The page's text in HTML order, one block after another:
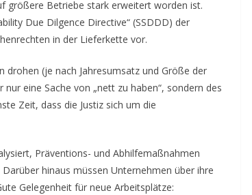
größere Betriebe stark erweitert worden ist.
Due Dilgence Directive“ (SSDDD) der
in der Lieferkette vor.
(je nach Jahresumsatz und Größe der
eine Sache von „nett zu haben“, sondern des
Zeit, dass die Justiz sich um die
Präventions- und Abhilfemaßnahmen
hinaus müssen Unternehmen über ihre
Gelegenheit für neue Arbeitsplätze: